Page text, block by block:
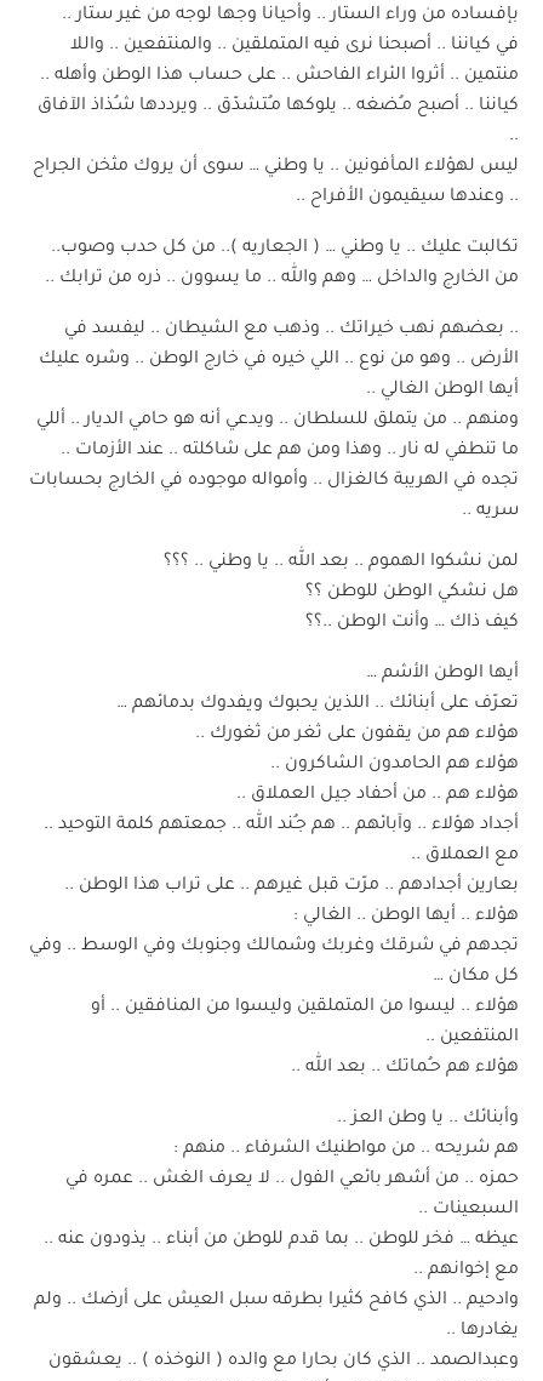
بإفساده من وراء الستار .. وأحيانا وجها لوجه من غير ستار ..
في كياننا .. أصبحنا نرى فيه المتملقين .. والمنتفعين .. واللا
منتمين .. أثروا الئراء الفاحش .. على حساب هذا الوطن وأهله ..
كياننا .. أصبح مـُضغه .. يلوكها مـُتشدّق .. ويرددها شـُذاذ الآفاق
..
ليس لهؤلاء المأفونين .. يا وطني … سوى أن يروك مثخن الجراح
.. وعندها سيقيمون الأفراح ..
تكالبت عليك .. يا وطني … ( الجعاريه ).. من كل حدب وصوب..
من الخارج والداخل … وهم والله .. ما يسوون .. ذره من ترابك ..
.. بعضهم نهب خيراتك .. وذهب مع الشيطان .. ليفسد في
الأرض .. وهو من نوع .. اللي خيره في خارج الوطن .. وشره عليك
أيها الوطن الغالي ..
ومنهم .. من يتملق للسلطان .. ويدعي أنه هو حامي الديار .. أللي
ما تنطفي له نار .. وهذا ومن هم على شاكلته .. عند الأزمات ..
تجده في الهريبة كالغزال .. وأمواله موجوده في الخارج بحسابات
سريه ..
لمن نشكوا الهموم .. بعد الله .. يا وطني .. ؟؟؟
هل نشكي الوطن للوطن ؟؟
كيف ذاك … وأنت الوطن ..؟؟
أيها الوطن الأشم …
تعرّف على أبنائك .. اللذين يحبوك ويفدوك بدمائهم …
هؤلاء هم من يقفون على ثغر من ثغورك ..
هؤلاء هم الحامدون الشاكرون ..
هؤلاء هم .. من أحفاد جيل العملاق ..
أجداد هؤلاء .. وآبائهم .. هم جـُند الله .. جمعتهم كلمة التوحيد ..
مع العملاق ..
بعارين أجدادهم .. مرّت قبل غيرهم .. على تراب هذا الوطن ..
هؤلاء .. أيها الوطن .. الغالي :
تجدهم في شرقك وغربك وشمالك وجنوبك وفي الوسط .. وفي
كل مكان …
هؤلاء .. ليسوا من المتملقين وليسوا من المنافقين .. أو
المنتفعين ..
هؤلاء هم حـُماتك .. بعد الله ..
وأبنائك .. يا وطن العز ..
هم شريحه .. من مواطنيك الشرفاء .. منهم :
حمزه .. من أشهر بائعي الفول .. لا يعرف الغش .. عمره في
السبعينات ..
عيظه … فخر للوطن .. بما قدم للوطن من أبناء .. يذودون عنه ..
مع إخوانهم ..
وادحيم .. الذي كافح كثيرا بطرقه سبل العيش على أرضك .. ولم
يغادرها ..
وعبدالصمد .. الذي كان بحارا مع والده ( النوخذه ) .. يعشقون